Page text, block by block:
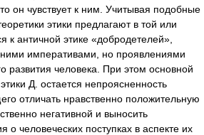
он чувствует к ним. Учитывая подобные
этики предлагают в той или
к античной этике «добродетелей»,
императивами, но проявлениями
развития человека. При этом основной
Д. остается непроясненность
отличать нравственно положительную
негативной и выносить
о человеческих поступках в аспекте их